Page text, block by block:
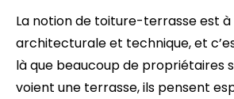
La notion de toiture-terrasse est à
architecturale et technique, et
là que beaucoup de propriétaires
voient une terrasse, ils pensent